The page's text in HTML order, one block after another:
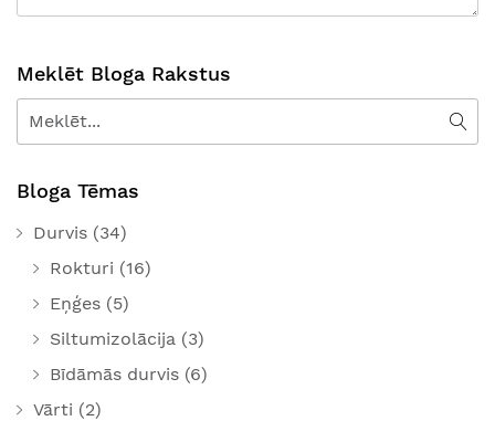
Meklēt Bloga Rakstus
Bloga Tēmas
Durvis (34)
Rokturi (16)
Eņģes (5)
Siltumizolācija (3)
Bīdāmās durvis (6)
Vārti (2)